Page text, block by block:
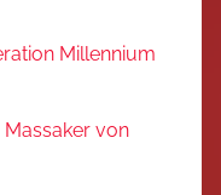
Millennium
Massaker von